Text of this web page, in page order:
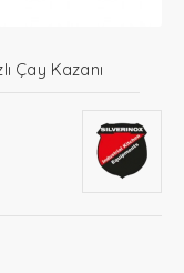
Çay Kazanı